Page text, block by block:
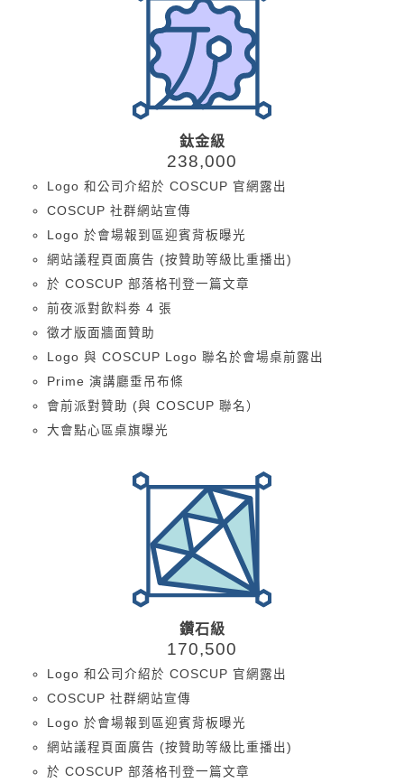
鈦金級
238,000
Logo 和公司介紹於 COSCUP 官網露出
COSCUP 社群網站宣傳
Logo 於會場報到區迎賓背板曝光
網站議程頁面廣告 (按贊助等級比重播出)
於 COSCUP 部落格刊登一篇文章
前夜派對飲料劵 4 張
徵才版面牆面贊助
Logo 與 COSCUP Logo 聯名於會場桌前露出
Prime 演講廳垂吊布條
會前派對贊助 (與 COSCUP 聯名）
大會點心區桌旗曝光
鑽石級
170,500
Logo 和公司介紹於 COSCUP 官網露出
COSCUP 社群網站宣傳
Logo 於會場報到區迎賓背板曝光
網站議程頁面廣告 (按贊助等級比重播出)
於 COSCUP 部落格刊登一篇文章